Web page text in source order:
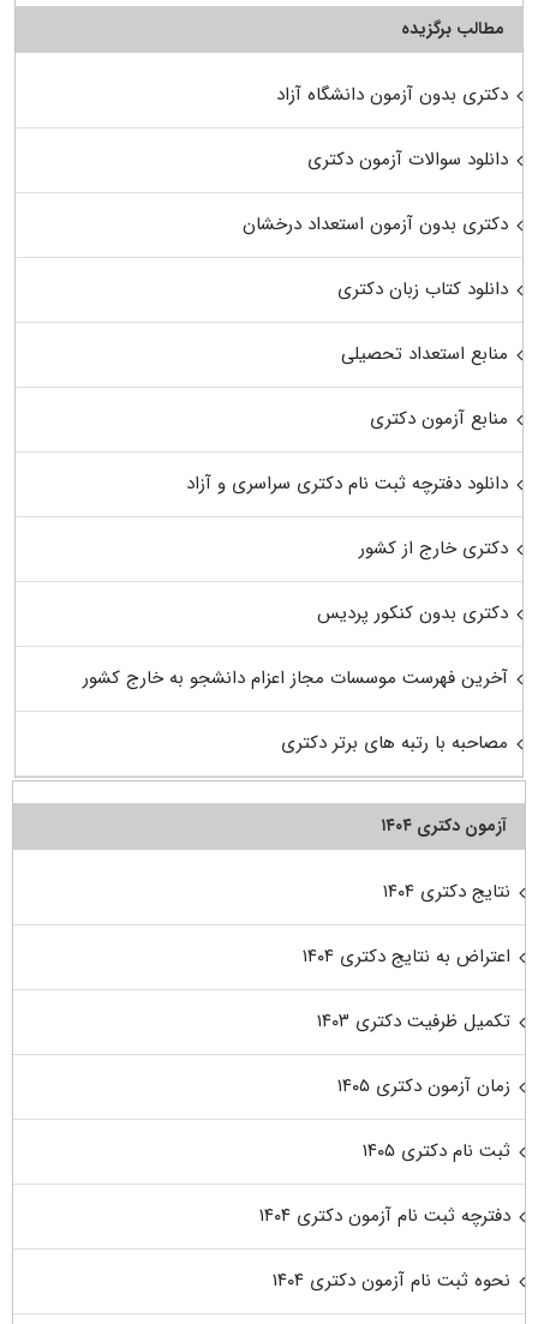
مطالب برگزیده
دکتری بدون آزمون دانشگاه آزاد
دانلود سوالات آزمون دکتری
دکتری بدون آزمون استعداد درخشان
دانلود کتاب زبان دکتری
منابع استعداد تحصیلی
منابع آزمون دکتری
دانلود دفترچه ثبت نام دکتری سراسری و آزاد
دکتری خارج از کشور
دکتری بدون کنکور پردیس
آخرین فهرست موسسات مجاز اعزام دانشجو به خارج کشور
مصاحبه با رتبه های برتر دکتری
آزمون دکتری ۱۴۰۴
نتایج دکتری ۱۴۰۴
اعتراض به نتایج دکتری ۱۴۰۴
تکمیل ظرفیت دکتری ۱۴۰۳
زمان آزمون دکتری ۱۴۰۵
ثبت نام دکتری ۱۴۰۵
دفترچه ثبت نام آزمون دکتری ۱۴۰۴
نحوه ثبت نام آزمون دکتری ۱۴۰۴